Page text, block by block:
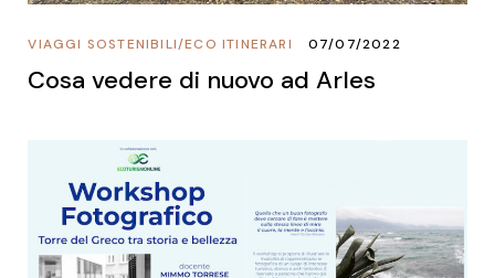
ECO ITINERARI
/
VIAGGI SOSTENIBILI 07/07/2022
Cosa vedere di nuovo ad Arles